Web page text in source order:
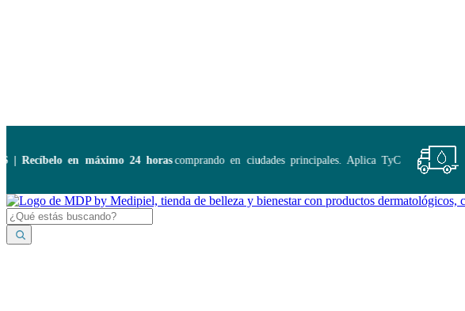
en máximo 24 horascomprando en ciudades principales. Aplica TyC